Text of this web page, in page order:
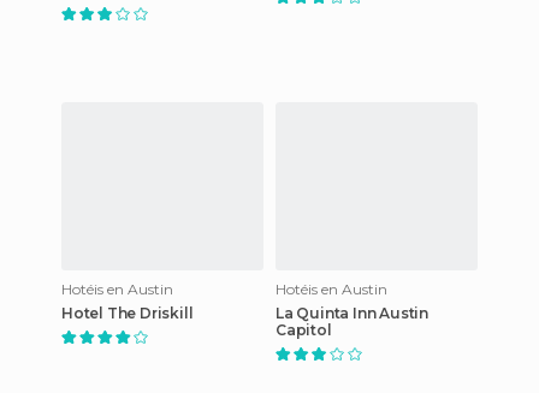
Hotéis en Austin
Hotel The Driskill
Hotéis en Austin
La Quinta Inn Austin
Capitol